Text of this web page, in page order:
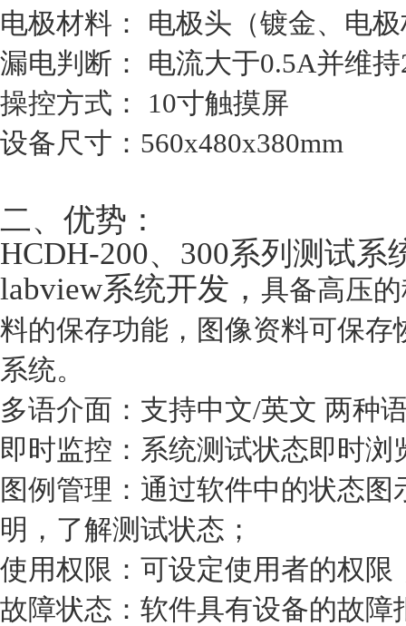
电极材料： 电极头（镀金、电
漏电判断： 电流大于0.5A并维
操控方式： 10寸触摸屏
设备尺寸：560x480x380mm
二、 优势：
HCDH-200、300系列测试系
labview系统开发， 具备高压
料的保存功能，图像资料可保
系统。
多语介面：支持中文/英文 两种
即时监控：系统测试状态即时浏
图例管理：通过软件中的状态
明，了解测试状态；
使用权限：可设定使用者的权限
故障状态：软件具有设备的故障